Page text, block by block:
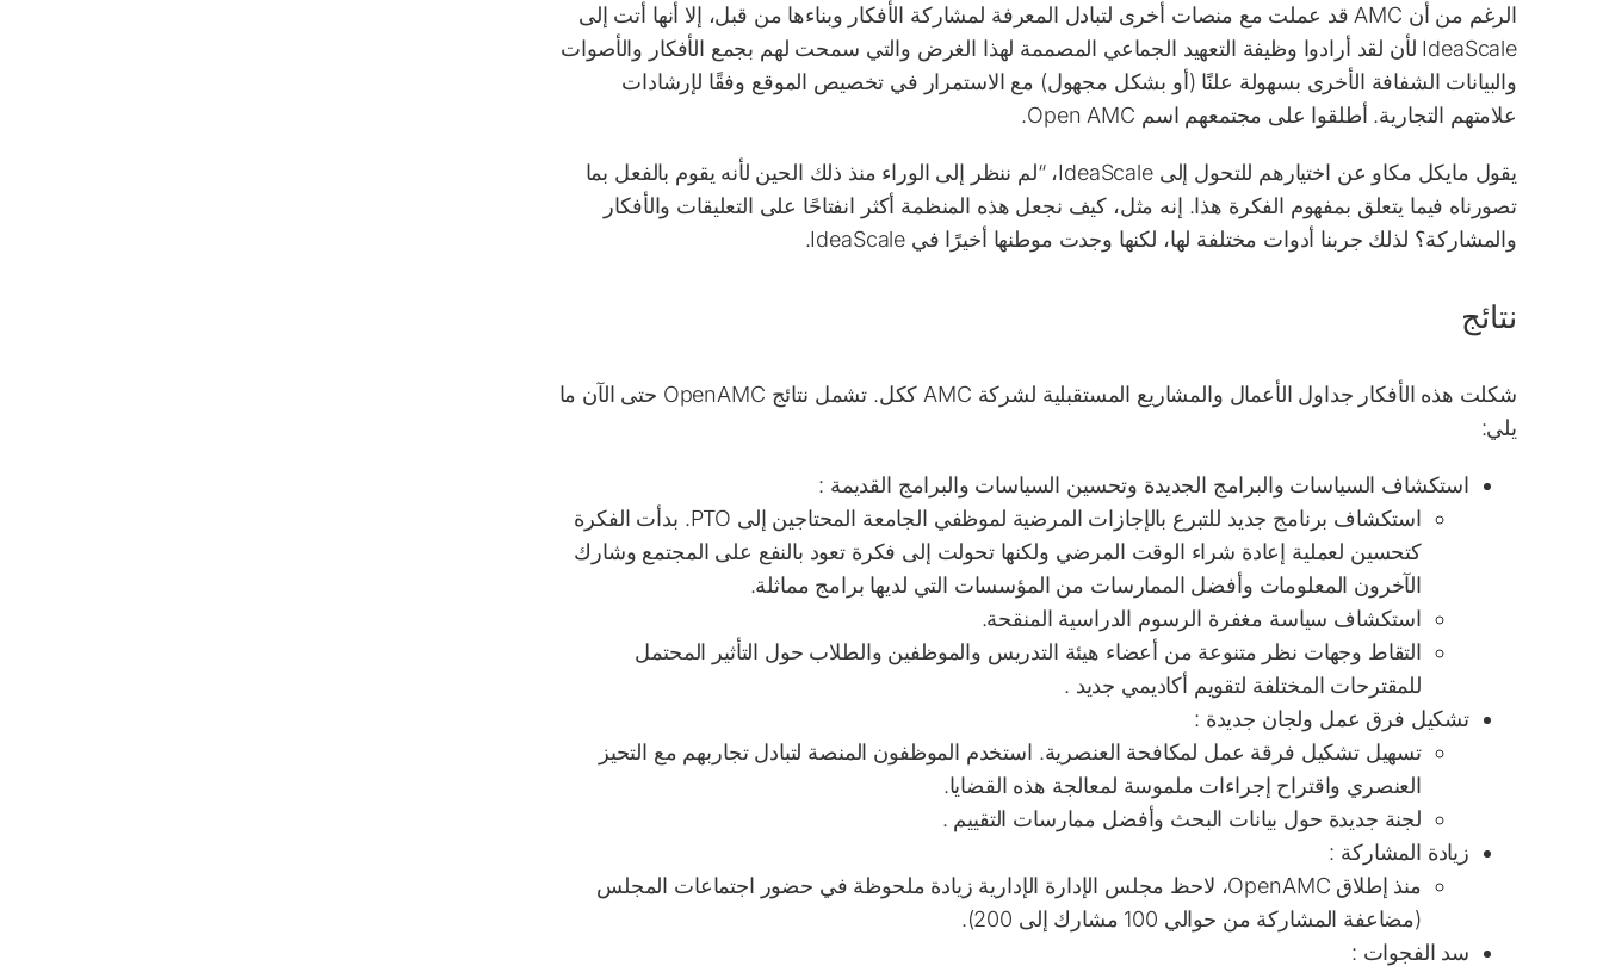
الرغم من أن AMC قد عملت مع منصات أخرى لتبادل المعرفة لمشاركة الأفكار وبناءها من قبل، إلا أنها أتت إلى
IdeaScale لأن
لقد أرادوا وظيفة التعهيد الجماعي المصممة لهذا الغرض والتي سمحت لهم بجمع الأفكار والأصوات
والبيانات الشفافة الأخرى بسهولة علنًا (أو بشكل مجهول) مع الاستمرار في تخصيص الموقع وفقًا لإرشادات
علامتهم التجارية. أطلقوا على مجتمعهم اسم Open AMC.
يقول مايكل مكاو عن اختيارهم للتحول إلى IdeaScale، “لم ننظر إلى الوراء منذ ذلك الحين لأنه يقوم بالفعل بما
تصورناه فيما يتعلق بمفهوم الفكرة هذا. إنه مثل، كيف نجعل هذه المنظمة أكثر انفتاحًا على التعليقات والأفكار
والمشاركة؟ لذلك جربنا أدوات مختلفة لها، لكنها وجدت موطنها أخيرًا في IdeaScale.
نتائج
شكلت هذه الأفكار جداول الأعمال والمشاريع المستقبلية لشركة AMC ككل. تشمل نتائج OpenAMC حتى الآن ما
يلي:
استكشاف السياسات والبرامج الجديدة وتحسين السياسات والبرامج القديمة :
استكشاف برنامج جديد للتبرع بالإجازات المرضية لموظفي الجامعة المحتاجين إلى PTO.
بدأت الفكرة
كتحسين لعملية إعادة شراء الوقت المرضي ولكنها تحولت إلى فكرة تعود بالنفع على المجتمع وشارك
الآخرون المعلومات وأفضل الممارسات من المؤسسات التي لديها برامج مماثلة.
استكشاف سياسة مغفرة الرسوم الدراسية المنقحة.
التقاط وجهات نظر متنوعة من أعضاء هيئة التدريس والموظفين والطلاب حول التأثير المحتمل
للمقترحات المختلفة لتقويم أكاديمي جديد .
تشكيل فرق عمل ولجان جديدة :
تسهيل تشكيل فرقة عمل لمكافحة العنصرية. استخدم الموظفون المنصة لتبادل تجاربهم مع التحيز
العنصري واقتراح إجراءات ملموسة لمعالجة هذه القضايا.
لجنة جديدة حول بيانات البحث وأفضل ممارسات التقييم .
زيادة المشاركة :
منذ إطلاق OpenAMC، لاحظ مجلس الإدارة الإدارية زيادة ملحوظة في حضور اجتماعات المجلس
(مضاعفة المشاركة من حوالي 100 مشارك إلى 200).
سد الفجوات :